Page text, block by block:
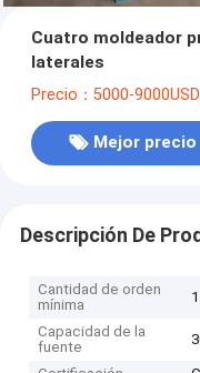
Cuatro moldeador
laterales
Precio：5000-
Mejor precio
Descripción De
Cantidad de orden
mínima
Capacidad de la
fuente